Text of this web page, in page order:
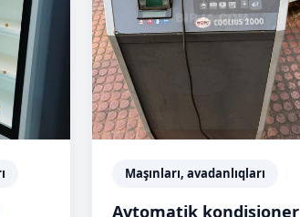
Maşınları, avadanlıqları
Avtomatik kondisioner